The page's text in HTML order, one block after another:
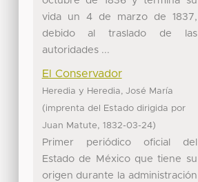
vida un 4 de marzo de 1837,
debido al traslado de las
autoridades ...
El Conservador
Heredia y Heredia, José María
(imprenta del Estado dirigida por
Juan Matute, 1832-03-24)
Primer periódico oficial del
Estado de México que tiene su
origen durante la administración